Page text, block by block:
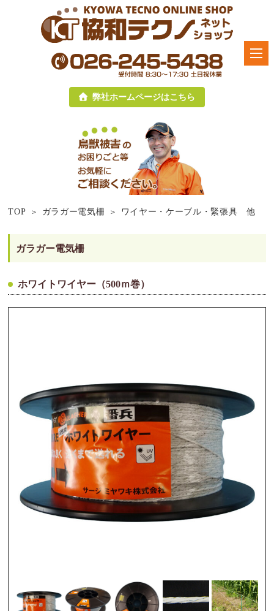
弊社ホームページはこちら
TOP ガラガー電気柵 ワイヤー・ケーブル・緊張具 他
ガラガー電気柵
ホワイトワイヤー（500ｍ巻）